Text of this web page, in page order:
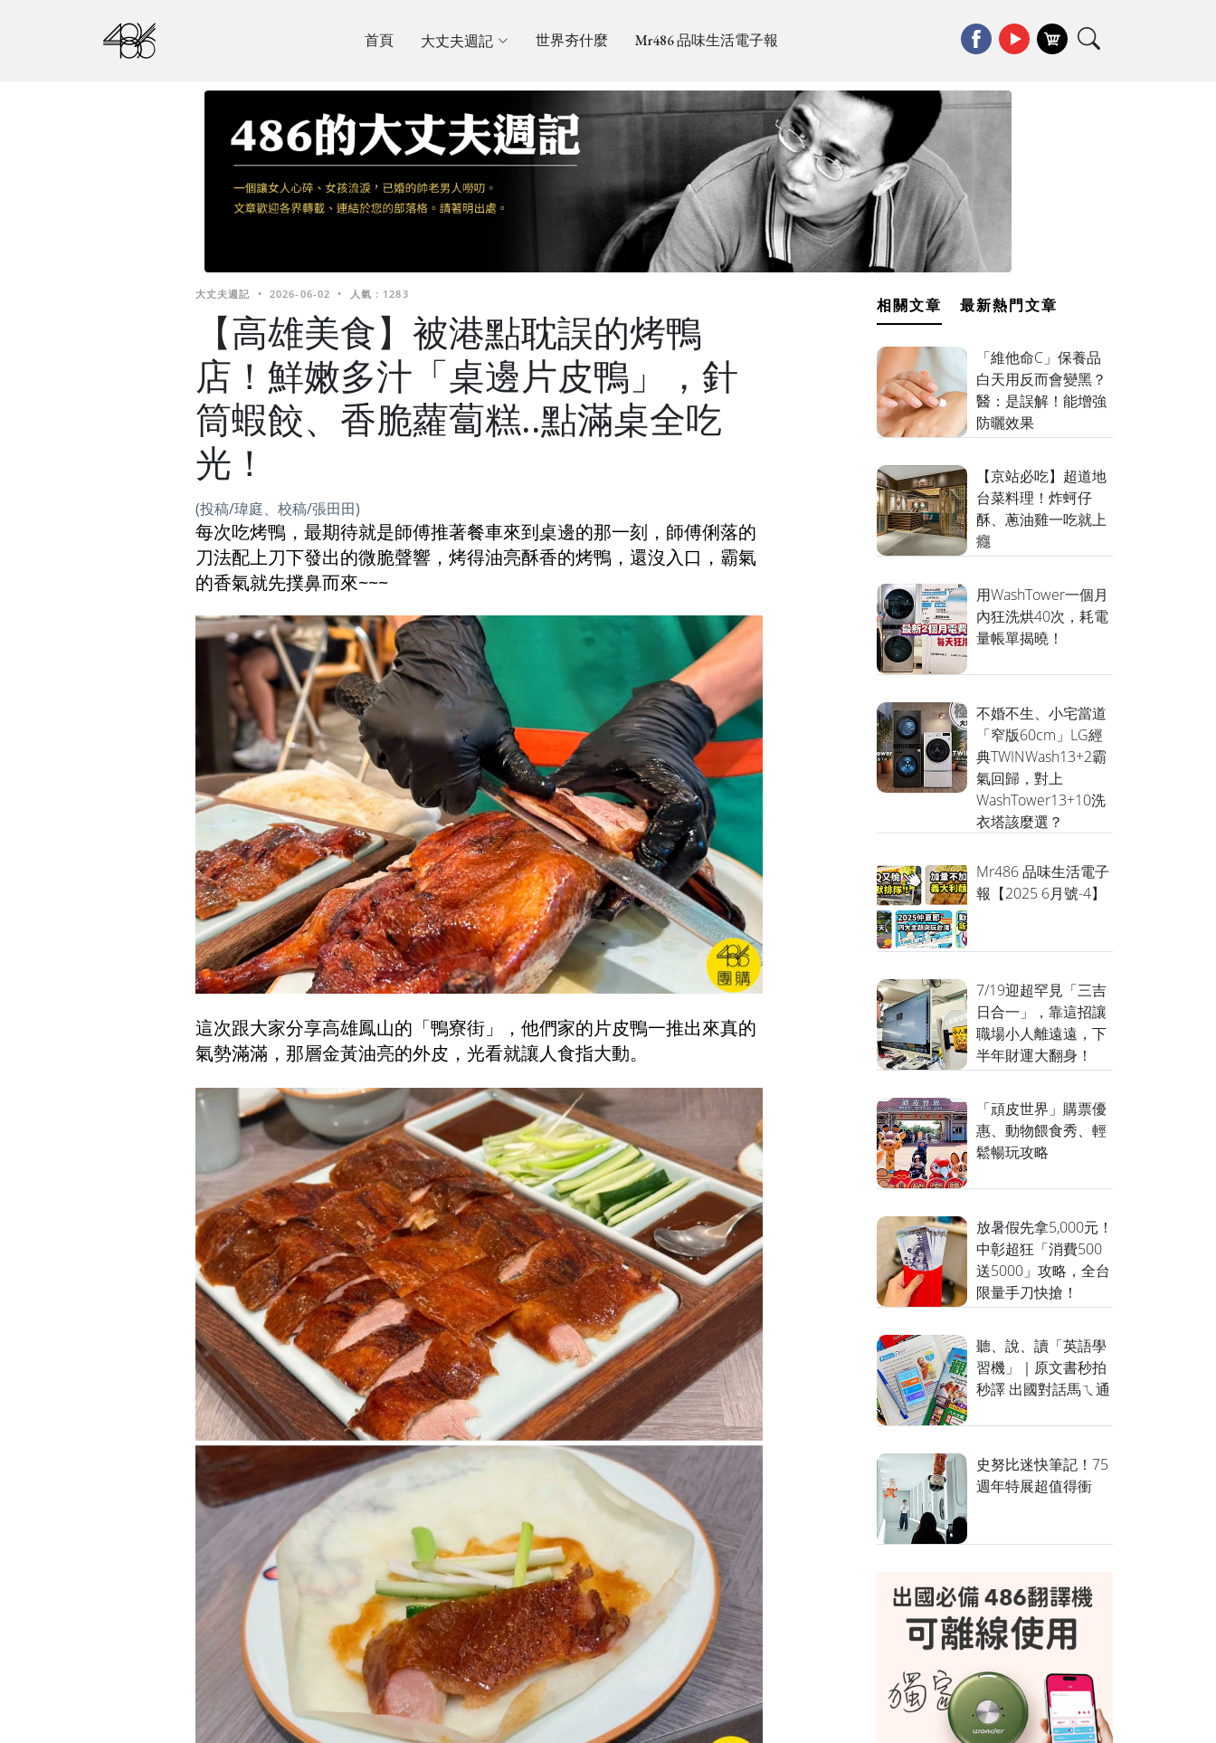
首頁 大丈夫週記 世界夯什麼 Mr486 品味生活電子報
大丈夫週記 • 2026-06-02 • 人氣 : 1283
【高雄美食】被港點耽誤的烤鴨
店！鮮嫩多汁「桌邊片皮鴨」，針
筒蝦餃、香脆蘿蔔糕..點滿桌全吃
光！
(投稿/瑋庭、校稿/張田田)
每次吃烤鴨，最期待就是師傅推著餐車來到桌邊的那一刻，師傅俐落的
刀法配上刀下發出的微脆聲響，烤得油亮酥香的烤鴨，還沒入口，霸氣
的香氣就先撲鼻而來~~~
這次跟大家分享高雄鳳山的「鴨寮街」，他們家的片皮鴨一推出來真的
氣勢滿滿，那層金黃油亮的外皮，光看就讓人食指大動。
相關文章 最新熱門文章
「維他命C」保養品
白天用反而會變黑？
醫：是誤解！能增強
防曬效果
【京站必吃】超道地
台菜料理！炸蚵仔
酥、蔥油雞一吃就上
癮
用WashTower一個月
內狂洗烘40次，耗電
量帳單揭曉！
不婚不生、小宅當道
「窄版60cm」LG經
典TWINWash13+2霸
氣回歸，對上
WashTower13+10洗
衣塔該麼選？
Mr486 品味生活電子
報【2025 6月號-4】
7/19迎超罕見「三吉
日合一」，靠這招讓
職場小人離遠遠，下
半年財運大翻身！
「頑皮世界」購票優
惠、動物餵食秀、輕
鬆暢玩攻略
放暑假先拿5,000元！
中彰超狂「消費500
送5000」攻略，全台
限量手刀快搶！
聽、說、讀「英語學
習機」｜原文書秒拍
秒譯 出國對話馬ㄟ通
史努比迷快筆記！75
週年特展超值得衝